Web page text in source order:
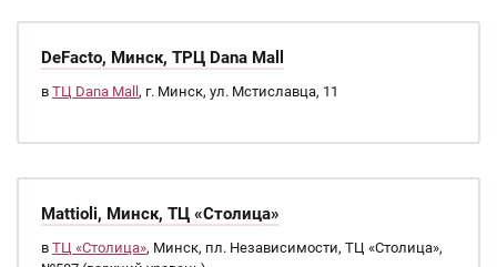
DeFacto, Минск, ТРЦ Dana Mall
в ТЦ Dana Mall , г. Минск, ул. Мстиславца, 11
Mattioli, Минск, ТЦ «Столица»
в ТЦ «Столица», Минск, пл. Независимости, ТЦ «Столица»,